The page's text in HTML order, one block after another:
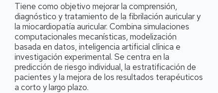
Tiene como objetivo mejorar la comprensión,
diagnóstico y tratamiento de la fibrilación auricular y
la miocardiopatía auricular. Combina simulaciones
computacionales mecanísticas, modelización
basada en datos, inteligencia artificial clínica e
investigación experimental. Se centra en la
predicción de riesgo individual, la estratificación de
pacientes y la mejora de los resultados terapéuticos
a corto y largo plazo.